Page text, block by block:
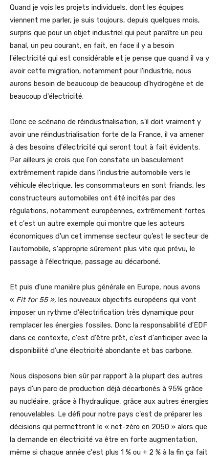
Quand je vois les projets individuels, dont les équipes
viennent me parler, je suis toujours, depuis quelques mois,
surpris que pour un objet industriel qui peut paraître un peu
banal, un peu courant, en fait, en face il y a besoin
l'électricité qui est considérable et je pense que quand il va y
avoir cette migration, notamment pour l'industrie, nous
aurons besoin de beaucoup de beaucoup d'hydrogène et de
beaucoup d'électricité.
Donc ce scénario de réindustrialisation, s’il doit vraiment y
avoir une réindustrialisation forte de la France, il va amener
à des besoins d'électricité qui seront tout à fait évidents.
Par ailleurs je crois que l'on constate un basculement
extrêmement rapide dans l'industrie automobile vers le
véhicule électrique, les consommateurs en sont friands, les
constructeurs automobiles ont été incités par des
régulations, notamment européennes, extrêmement fortes
et c'est un autre exemple qui montre que les acteurs
économiques d'un cet immense secteur qu’est le secteur de
l'automobile, s'approprie sûrement plus vite que prévu, le
passage à l'électrique, passage au décarboné.
Et puis d'une manière plus générale en Europe, nous avons
« Fit for 55 », les nouveaux objectifs européens qui vont
imposer un rythme d'électrification très dynamique pour
remplacer les énergies fossiles. Donc la responsabilité d'EDF
dans ce contexte, c'est d'être prêt, c'est d'anticiper avec la
disponibilité d'une électricité abondante et bas carbone.
Nous disposons bien sûr par rapport à la plupart des autres
pays d'un parc de production déjà décarbonés à 95% grâce
au nucléaire, grâce à l'hydraulique, grâce aux autres énergies
renouvelables. Le défi pour notre pays c'est de préparer les
décisions qui permettront le « net-zéro en 2050 » alors que
la demande en électricité va être en forte augmentation,
même si chaque année c'est plus 1 % ou + 2 % à la fin ça fait